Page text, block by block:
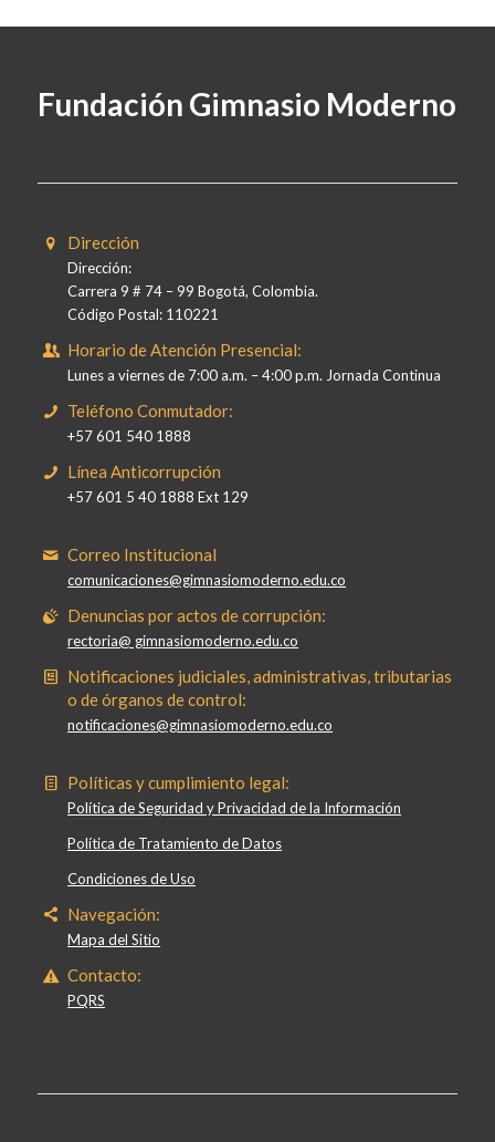
Fundación Gimnasio Moderno
Dirección
Dirección:
Carrera 9 # 74 – 99 Bogotá, Colombia.
Código Postal: 110221
Horario de Atención Presencial:
Lunes a viernes de 7:00 a.m. – 4:00 p.m. Jornada Continua
Teléfono Conmutador:
+57 601 540 1888
Línea Anticorrupción
+57 601 5 40 1888 Ext 129
Correo Institucional
comunicaciones@gimnasiomoderno.edu.co
Denuncias por actos de corrupción:
rectoria@ gimnasiomoderno.edu.co
Notificaciones judiciales, administrativas, tributarias
o de órganos de control:
notificaciones@gimnasiomoderno.edu.co
Políticas y cumplimiento legal:
Política de Seguridad y Privacidad de la Información
Política de Tratamiento de Datos
Condiciones de Uso
Navegación:
Mapa del Sitio
Contacto:
PQRS